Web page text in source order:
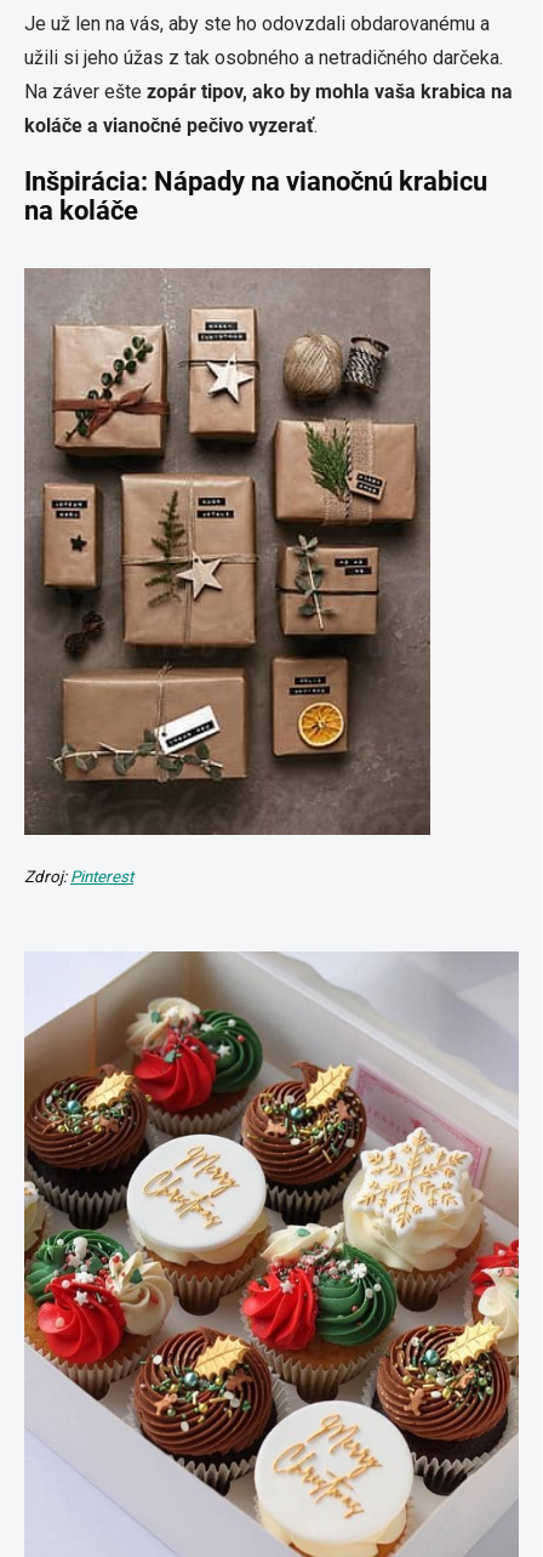
Je už len na vás, aby ste ho odovzdali obdarovanému a
užili si jeho úžas z tak osobného a netradičného darčeka.
Na záver ešte zopár tipov, ako by mohla vaša krabica na
koláče a vianočné pečivo vyzerať.
Inšpirácia: Nápady na vianočnú krabicu
na koláče
Zdroj: Pinterest